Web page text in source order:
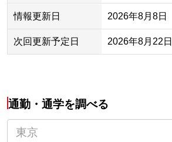
情報更新日 2026年8月8日
次回更新予定日 2026年8月22日
通勤・通学を調べる